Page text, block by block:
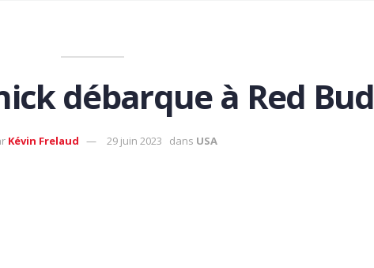
débarque à Red Bud
Kévin Frelaud 29 juin 2023 dans USA